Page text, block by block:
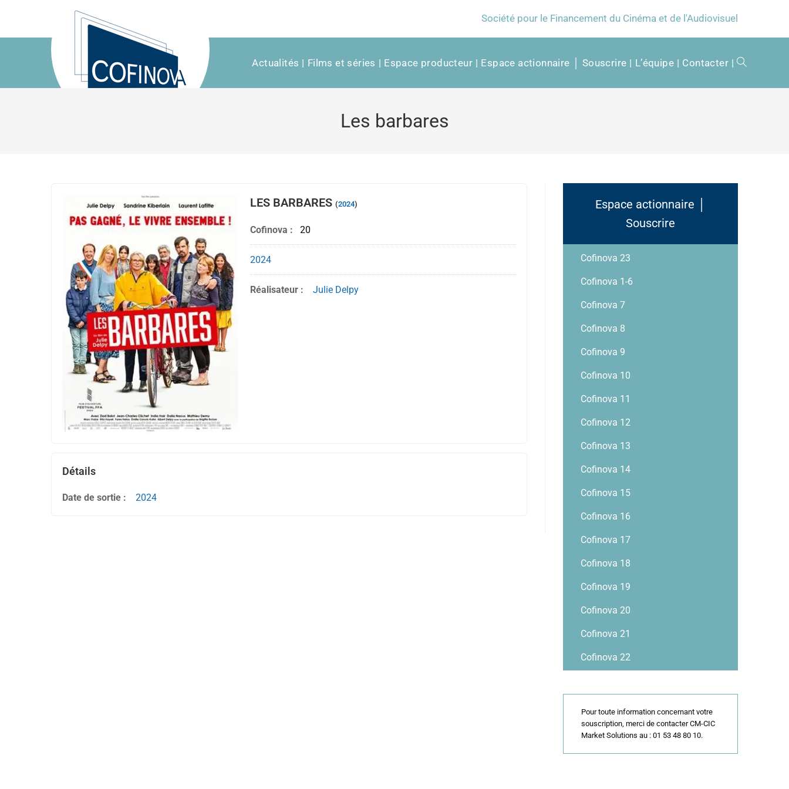
Société pour le Financement du Cinéma et de l'Audiovisuel
Actualités Films et séries Espace producteur Espace actionnaire │ Souscrire L’équipe Contacter
Les barbares
LES BARBARES (2024)
Cofinova : 20
2024
Réalisateur : Julie Delpy
Détails
Date de sortie : 2024
Espace actionnaire │
Souscrire
Cofinova 23
Cofinova 1-6
Cofinova 7
Cofinova 8
Cofinova 9
Cofinova 10
Cofinova 11
Cofinova 12
Cofinova 13
Cofinova 14
Cofinova 15
Cofinova 16
Cofinova 17
Cofinova 18
Cofinova 19
Cofinova 20
Cofinova 21
Cofinova 22
Pour toute information concernant votre
souscription, merci de contacter CM-CIC
Market Solutions au : 01 53 48 80 10.